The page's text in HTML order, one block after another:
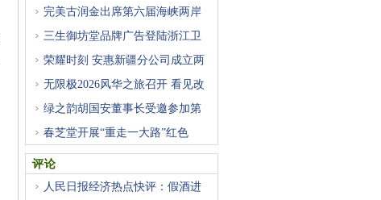
完美古润金出席第六届海峡两岸
三生御坊堂品牌广告登陆浙江卫
荣耀时刻 安惠新疆分公司成立两
无限极2026风华之旅召开 看见改
绿之韵胡国安董事长受邀参加第
春芝堂开展“重走一大路”红色
评论
人民日报经济热点快评：假酒进